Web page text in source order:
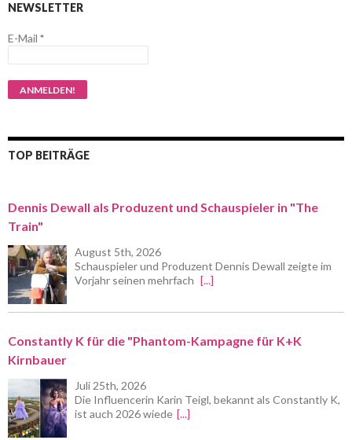
NEWSLETTER
E-Mail *
TOP BEITRÄGE
Dennis Dewall als Produzent und Schauspieler in "The
Train"
August 5th, 2026
Schauspieler und Produzent Dennis Dewall zeigte im
Vorjahr seinen mehrfach
[...]
Constantly K für die "Phantom-Kampagne für K+K
Kirnbauer
Juli 25th, 2026
Die Influencerin Karin Teigl, bekannt als Constantly K,
ist auch 2026 wiede [...]